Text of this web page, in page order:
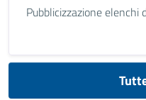
Pubblicizzazione elenchi